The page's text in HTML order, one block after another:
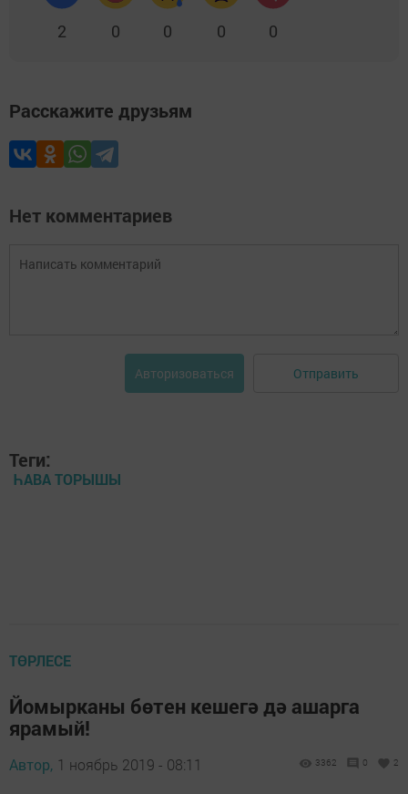
2 0 0 0 0
Расскажите друзьям
Нет комментариев
Авторизоваться Отправить
Теги:
ҺАВА ТОРЫШЫ
ТӨРЛЕСЕ
Йомырканы бөтен кешегә дә ашарга
ярамый!
Автор, 1 ноябрь 2019 - 08:11 3362 0 2